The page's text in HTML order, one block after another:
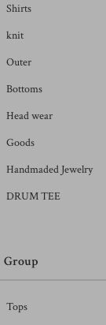
Shirts
knit
Outer
Bottoms
Head wear
Goods
Handmaded Jewelry
DRUM TEE
Group
Tops